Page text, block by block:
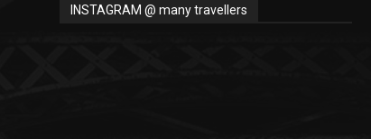
INSTAGRAM @ many travellers